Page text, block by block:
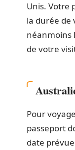
Unis. Votre
la durée de
néanmoins
de votre
Pour
passeport
date